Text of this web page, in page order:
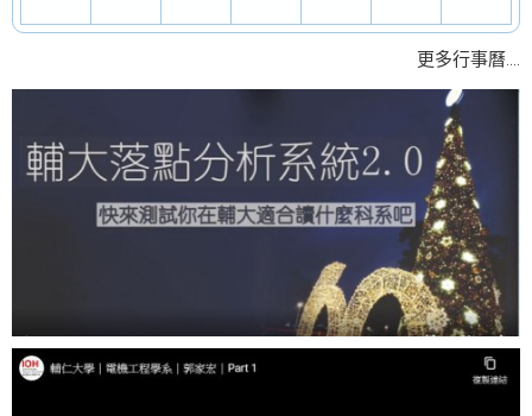
更多行事曆....